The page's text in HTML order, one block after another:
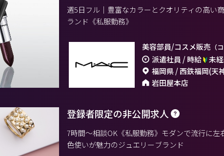
週5日フル｜豊富なカラーとクオリティの高い
ランド《私服勤務》
美容部員/コスメ販売 （
派遣社員 / 時給 未
福岡県 / 西鉄福岡(天
岩田屋本店
登録者限定の非公開求人
7時間～相談OK《私服勤務》モダンで流行に左
色使いが魅力のジュエリーブランド